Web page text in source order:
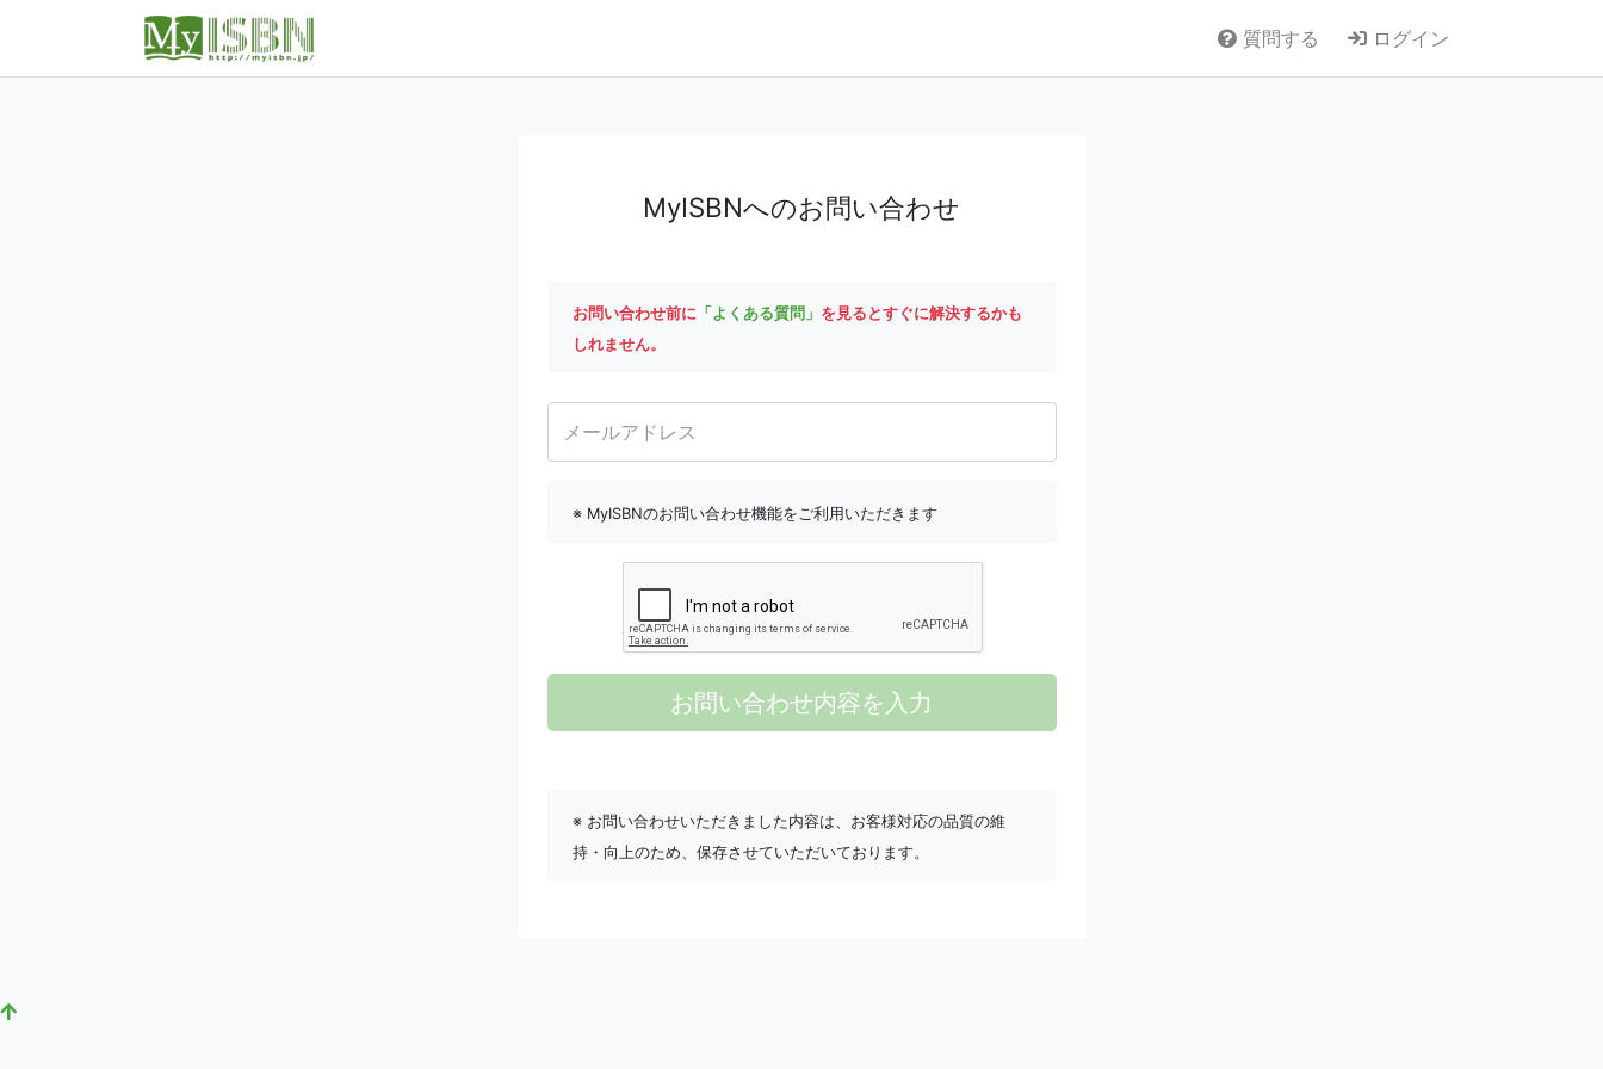
質問する ログイン
MyISBNへのお問い合わせ
お問い合わせ前に「よくある質問」 を見るとすぐに解決するかも
しれません。
メールアドレス
※ MyISBNのお問い合わせ機能をご利用いただきます
お問い合わせ内容を入力
※ お問い合わせいただきました内容は、お客様対応の品質の維
持・向上のため、保存させていただいております。